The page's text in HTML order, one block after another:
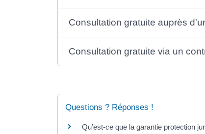
Consultation gratuite auprès
Consultation gratuite via un
Questions ? Réponses !
Qu’est-ce que la garantie protection